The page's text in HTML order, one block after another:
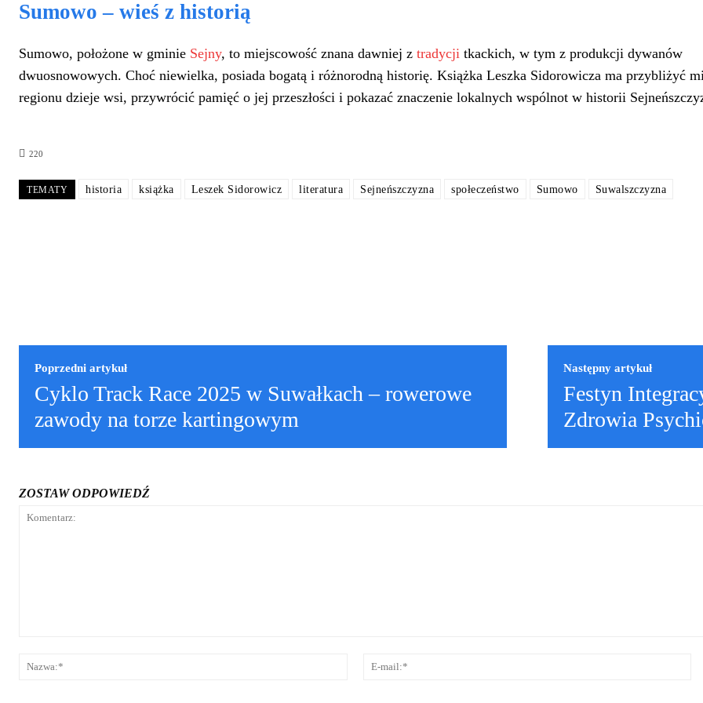
Sumowo – wieś z historią
Sumowo, położone w gminie Sejny, to miejscowość znana dawniej z tradycji tkackich, w tym z produkcji dywanów
dwuosnowowych. Choć niewielka, posiada bogatą i różnorodną historię. Książka Leszka Sidorowicza ma przybliżyć
regionu dzieje wsi, przywrócić pamięć o jej przeszłości i pokazać znaczenie lokalnych wspólnot w historii
220
TEMATY historia książka Leszek Sidorowicz literatura Sejneńszczyzna społeczeństwo Sumowo Suwalszczyzna
Poprzedni artykuł
Cyklo Track Race 2025 w Suwałkach – rowerowe
zawody na torze kartingowym
Następny artykuł
Festyn
Zdrowia
ZOSTAW ODPOWIEDŹ
Nazwa:*